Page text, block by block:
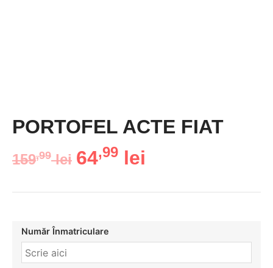
PORTOFEL ACTE FIAT
159,99 lei 64,99 lei
Număr Înmatriculare